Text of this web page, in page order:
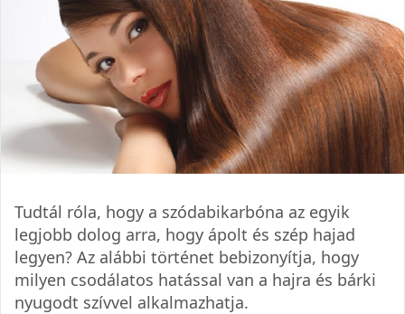
Tudtál róla, hogy a szódabikarbóna az egyik
legjobb dolog arra, hogy ápolt és szép hajad
legyen? Az alábbi történet bebizonyítja, hogy
milyen csodálatos hatással van a hajra és bárki
nyugodt szívvel alkalmazhatja.